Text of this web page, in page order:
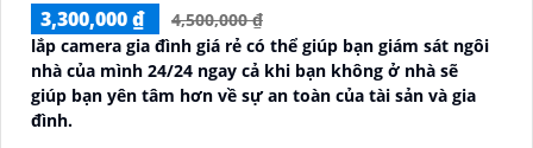
3,300,000 ₫
4,500,000 ₫
lắp camera gia đình giá rẻ có thể giúp bạn giám sát ngôi
nhà của mình 24/24 ngay cả khi bạn không ở nhà sẽ
giúp bạn yên tâm hơn về sự an toàn của tài sản và gia
đình.